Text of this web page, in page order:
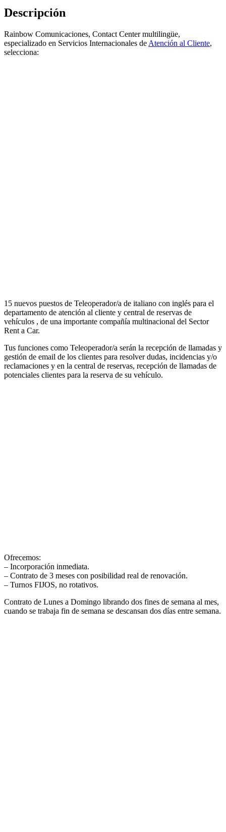
Descripción
Rainbow Comunicaciones, Contact Center multilingüe,
especializado en Servicios Internacionales de Atención al Cliente,
selecciona:
15 nuevos puestos de Teleoperador/a de italiano con inglés para el
departamento de atención al cliente y central de reservas de
vehículos , de una importante compañía multinacional del Sector
Rent a Car.
Tus funciones como Teleoperador/a serán la recepción de llamadas y
gestión de email de los clientes para resolver dudas, incidencias y/o
reclamaciones y en la central de reservas, recepción de llamadas de
potenciales clientes para la reserva de su vehículo.
Ofrecemos:
– Incorporación inmediata.
– Contrato de 3 meses con posibilidad real de renovación.
– Turnos FIJOS, no rotativos.
Contrato de Lunes a Domingo librando dos fines de semana al mes,
cuando se trabaja fin de semana se descansan dos días entre semana.